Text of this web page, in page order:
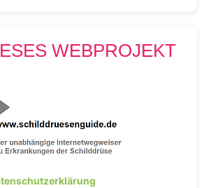
WEBPROJEKT